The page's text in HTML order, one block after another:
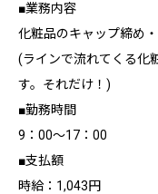
■業務内容
化粧品のキャップ締め
(ラインで流れてくる化
す。それだけ！)
■勤務時間
9：00～17：00
■支払額
時給：1,043円